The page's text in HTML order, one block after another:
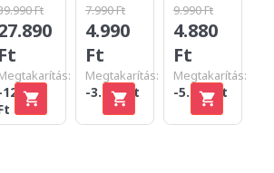
Ft
Ft
7.990 Ft
4.990
Ft
Megtakarítás:
-3.000 Ft
9.990 Ft
4.880
Ft
Megtakarítás:
-5.110 Ft